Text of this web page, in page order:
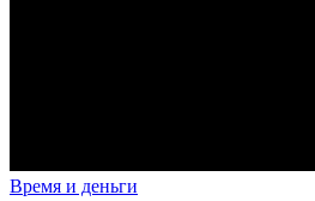
Время и деньги